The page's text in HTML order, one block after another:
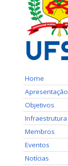
Home
Apresentação
Objetivos
Infraestrutura
Membros
Eventos
Notícias